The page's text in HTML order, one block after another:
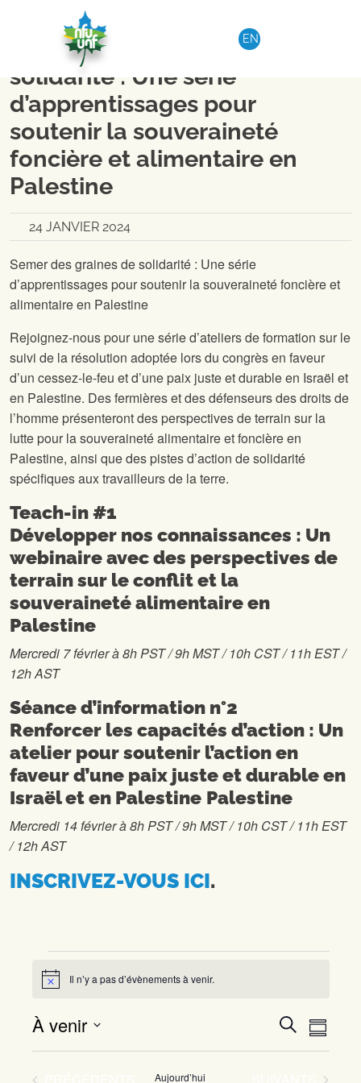
Aller au contenu
EN
|
Semer des graines de
solidarité : Une série
d’apprentissages pour
soutenir la souveraineté
foncière et alimentaire en
Palestine
24 JANVIER 2024
Semer des graines de solidarité : Une série
d’apprentissages pour soutenir la souveraineté foncière et
alimentaire en Palestine
Rejoignez-nous pour une série d’ateliers de formation sur le
suivi de la résolution adoptée lors du congrès en faveur
d’un cessez-le-feu et d’une paix juste et durable en Israël et
en Palestine. Des fermières et des défenseurs des droits de
l’homme présenteront des perspectives de terrain sur la
lutte pour la souveraineté alimentaire et foncière en
Palestine, ainsi que des pistes d’action de solidarité
spécifiques aux travailleurs de la terre.
Teach-in #1
Développer nos connaissances : Un
webinaire avec des perspectives de
terrain sur le conflit et la
souveraineté alimentaire en
Palestine
Mercredi 7 février à 8h PST / 9h MST / 10h CST / 11h EST /
12h AST
Séance d’information n°2
Renforcer les capacités d’action : Un
atelier pour soutenir l’action en
faveur d’une paix juste et durable en
Israël et en Palestine Palestine
Mercredi 14 février à 8h PST / 9h MST / 10h CST / 11h EST
/ 12h AST
INSCRIVEZ-VOUS ICI.
Évènements
Notice Il n’y a pas d’évènements à venir.
et
de
À venir
Sélectionnez
Aujourd’hui ÉVÈNEMENTS